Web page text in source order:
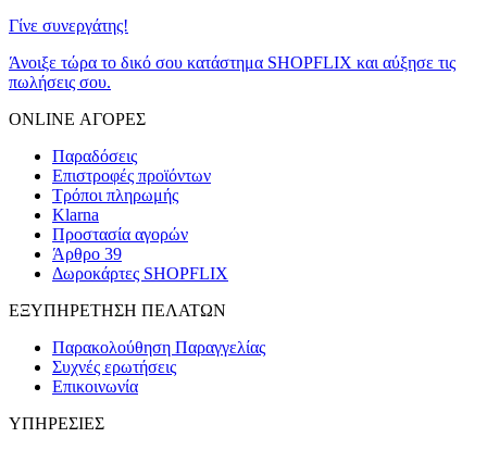
Γίνε συνεργάτης!
Άνοιξε τώρα το δικό σου κατάστημα SHOPFLIX και αύξησε τις
πωλήσεις σου.
ONLINE ΑΓΟΡΕΣ
Παραδόσεις
Επιστροφές προϊόντων
Τρόποι πληρωμής
Klarna
Προστασία αγορών
Άρθρο 39
Δωροκάρτες SHOPFLIX
ΕΞΥΠΗΡΕΤΗΣΗ ΠΕΛΑΤΩΝ
Παρακολούθηση Παραγγελίας
Συχνές ερωτήσεις
Επικοινωνία
ΥΠΗΡΕΣΙΕΣ